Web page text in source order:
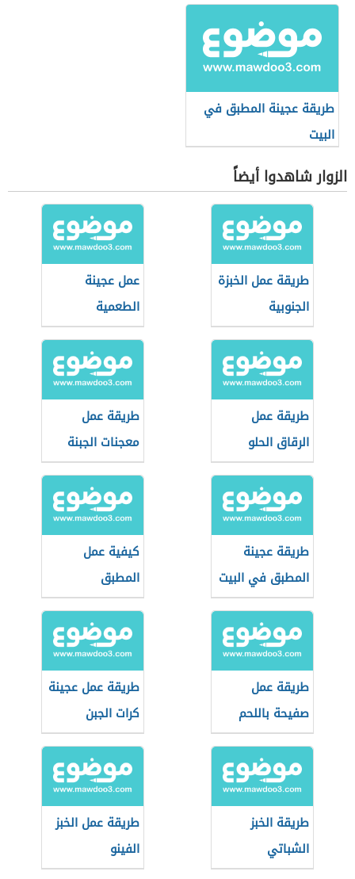
طريقة عجينة المطبق في
البيت
الزوار شاهدوا أيضاً
طريقة عمل الخبزة
الجنوبية
عمل عجينة
الطعمية
طريقة عمل
الرقاق الحلو
طريقة عمل
معجنات الجبنة
والزعتر
طريقة عجينة
المطبق في البيت
كيفية عمل
المطبق
طريقة عمل
صفيحة باللحم
طريقة عمل عجينة
كرات الجبن
طريقة الخبز
الشباتي
طريقة عمل الخبز
الفينو